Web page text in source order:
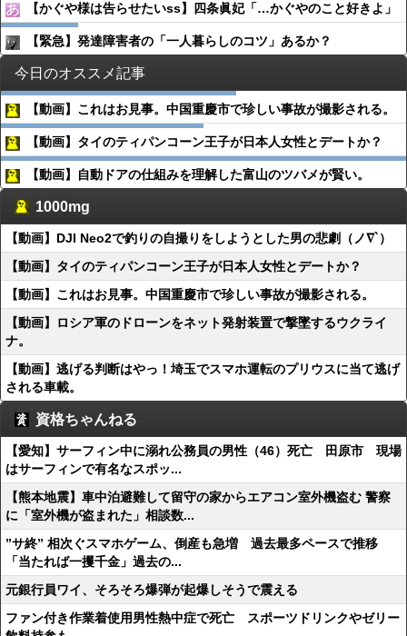
【かぐや様は告らせたいss】四条眞妃「…かぐやのこと好きよ」
【緊急】発達障害者の「一人暮らしのコツ」あるか？
今日のオススメ記事
【動画】これはお見事。中国重慶市で珍しい事故が撮影される。
【動画】タイのティパンコーン王子が日本人女性とデートか？
【動画】自動ドアの仕組みを理解した富山のツバメが賢い。
1000mg
【動画】DJI Neo2で釣りの自撮りをしようとした男の悲劇（ノ∇`）
【動画】タイのティパンコーン王子が日本人女性とデートか？
【動画】これはお見事。中国重慶市で珍しい事故が撮影される。
【動画】ロシア軍のドローンをネット発射装置で撃墜するウクライ
ナ。
【動画】逃げる判断はやっ！埼玉でスマホ運転のプリウスに当て逃げ
される車載。
資格ちゃんねる
【愛知】サーフィン中に溺れ公務員の男性（46）死亡 田原市 現場
はサーフィンで有名なスポッ...
【熊本地震】車中泊避難して留守の家からエアコン室外機盗む 警察
に「室外機が盗まれた」相談数...
”サ終” 相次ぐスマホゲーム、倒産も急増 過去最多ペースで推移
「当たれば一攫千金」過去の...
元銀行員ワイ、そろそろ爆弾が起爆しそうで震える
ファン付き作業着使用男性熱中症で死亡 スポーツドリンクやゼリー